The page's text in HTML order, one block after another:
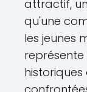
attractif,
qu'une
les jeunes
historiques